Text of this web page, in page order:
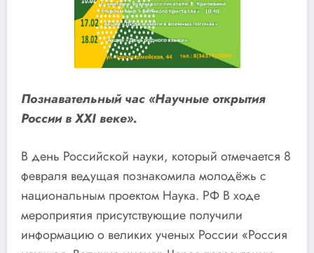
Познавательный час «Научные открытия
России в XXI веке».
В день Российской науки, который отмечается 8
февраля ведущая познакомила молодёжь с
национальным проектом Наука. РФ В ходе
мероприятия присутствующие получили
информацию о великих ученых России «Россия